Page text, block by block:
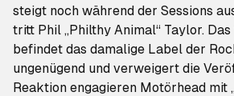
steigt noch während der Sessions
tritt Phil „Philthy Animal“ Taylor.
befindet das damalige Label der
ungenügend und verweigert die
Reaktion engagieren Motörhead mit